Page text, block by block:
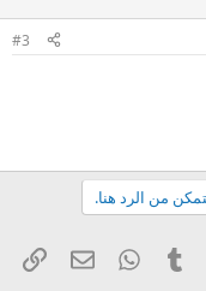
#3
من الرد هنا.
Pinterest
Tumblr
WhatsApp
البريد